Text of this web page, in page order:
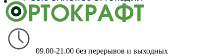
09.00-21.00 без перерывов и выходных